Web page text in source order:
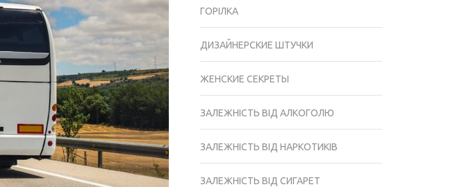
ГОРІЛКА
ДИЗАЙНЕРСКИЕ ШТУЧКИ
ЖЕНСКИЕ СЕКРЕТЫ
ЗАЛЕЖНІСТЬ ВІД АЛКОГОЛЮ
ЗАЛЕЖНІСТЬ ВІД НАРКОТИКІВ
ЗАЛЕЖНІСТЬ ВІД СИГАРЕТ